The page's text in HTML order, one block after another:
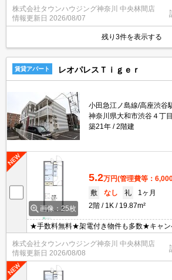
株式会社タウンハウジング神奈川 中央林間店
情報更新日 2026/08/07
残り3件を表示する
賃貸アパート レオパレスＴｉｇｅｒ
小田急江ノ島線/高座渋谷
神奈川県大和市渋谷４丁目
築21年
2階建
画像：25枚
5.2万円(管理費等：
敷
なし 礼
1ヶ月
2階
1K 19.87m²
★手数料無料★架電付き物件も多数★キャ
株式会社タウンハウジング神奈川 中央林間店
情報更新日 2026/08/08